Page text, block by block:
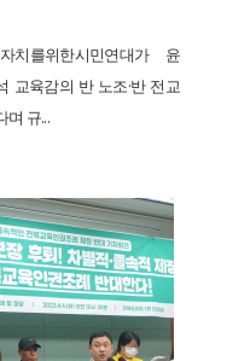
치를위한시민연대가 윤
교육감의 반 노조·반 전교
며 규...